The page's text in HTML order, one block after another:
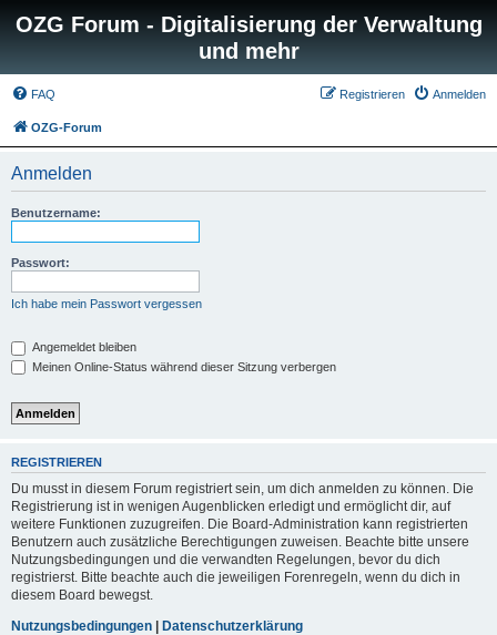
OZG Forum - Digitalisierung der Verwaltung
und mehr
FAQ Anmelden
Registrieren
OZG-Forum
Anmelden
Benutzername:
Passwort:
Ich habe mein Passwort vergessen
Angemeldet bleiben
Meinen Online-Status während dieser Sitzung verbergen
REGISTRIEREN
Du musst in diesem Forum registriert sein, um dich anmelden zu können. Die
Registrierung ist in wenigen Augenblicken erledigt und ermöglicht dir, auf
weitere Funktionen zuzugreifen. Die Board-Administration kann registrierten
Benutzern auch zusätzliche Berechtigungen zuweisen. Beachte bitte unsere
Nutzungsbedingungen und die verwandten Regelungen, bevor du dich
registrierst. Bitte beachte auch die jeweiligen Forenregeln, wenn du dich in
diesem Board bewegst.
Nutzungsbedingungen | Datenschutzerklärung